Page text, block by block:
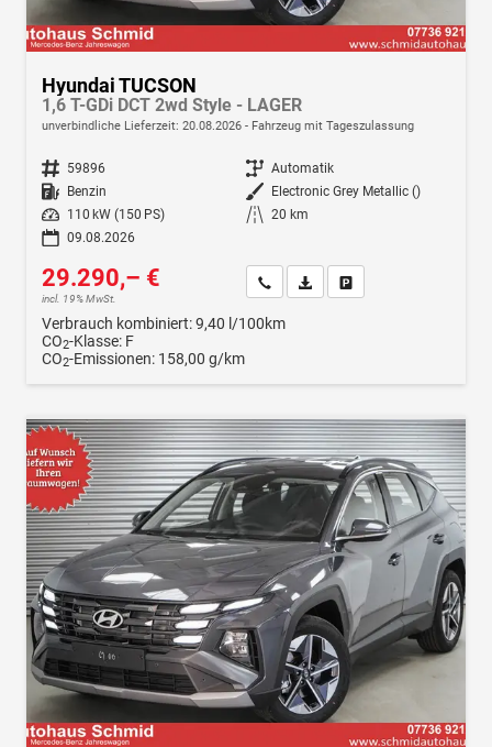
Hyundai TUCSON
1,6 T-GDi DCT 2wd Style - LAGER
unverbindliche Lieferzeit: 20.08.2026 Fahrzeug mit Tageszulassung
Fahrzeugnr. 59896 Getriebe Automatik
Kraftstoff Benzin Außenfarbe Electronic Grey Metallic ()
Leistung
110 kW (150 PS) Kilometerstand 20 km
09.08.2026
29.290,– €
incl. 19% MwSt.
Wir rufen Sie anFahrzeugexposé (PDF)
Verbrauch kombiniert:9,40 l/100km
CO2-Klasse: F
CO2-Emissionen: 158,00 g/km